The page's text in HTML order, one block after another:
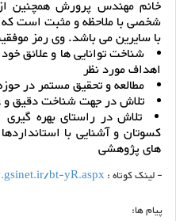
خانم مهندس پرورش همچنین
شخصی با ملاحظه و مثبت است
با سایرین می باشد. وی رمز
شناخت توانایی ها و علائق
اهداف مورد نظر
مطالعه و تحقیق مستمر در
تلاش در جهت شناخت دقیق و
تلاش در راستای بهره
کسوتان و آشنایی با
های پژوهشی
- لینک کوتاه : bt-yR.aspx
پیام ها: